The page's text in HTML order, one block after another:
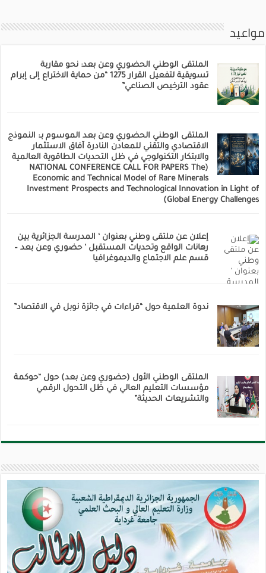
مواعيد
الملتقى الوطني الحضوري وعن بعد: نحو مقاربة
تسويقية لتفعيل القرار 1275 “من حماية الاختراع إلى إبرام
عقود الترخيص الصناعي”
الملتقى الوطني الحضوري وعن بعد الموسوم بـ: النموذج
الاقتصادي والتقني للمعادن النادرة آفاق الاستثمار
والابتكار التكنولوجي في ظل التحديات الطاقوية العالمية
(NATIONAL CONFERENCE CALL FOR PAPERS The
Economic and Technical Model of Rare Minerals
Investment Prospects and Technological Innovation in Light of
Global Energy Challenges)
إعلان عن ملتقى وطني بعنوان ‘ المدرسة الجزائرية بين
رهانات الواقع وتحديات المستقبل ‘ حضوري وعن بعد –
قسم علم الاجتماع والديموغرافيا
ندوة العلمية حول “قراءات في جائزة نوبل في الاقتصاد”
الملتقى الوطني الأول (حضوري وعن بعد) حول “حوكمة
مؤسسات التعليم العالي في ظل التحول الرقمي
والتشريعات الحديثة”